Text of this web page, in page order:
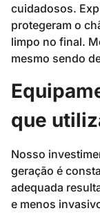
cuidadosos.
protegeram o
limpo no final.
mesmo sendo
que
Nosso
geração é
adequada
e menos